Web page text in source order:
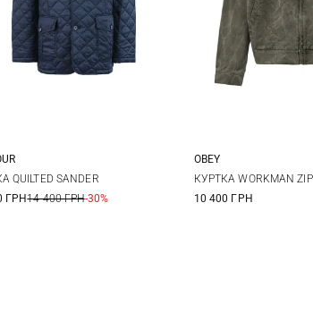
M
QUILTED SANDER
ГРН14 400 ГРН-30%
M L
OBEY
КУРТКА WORKMAN ZIP
10 400 ГРН